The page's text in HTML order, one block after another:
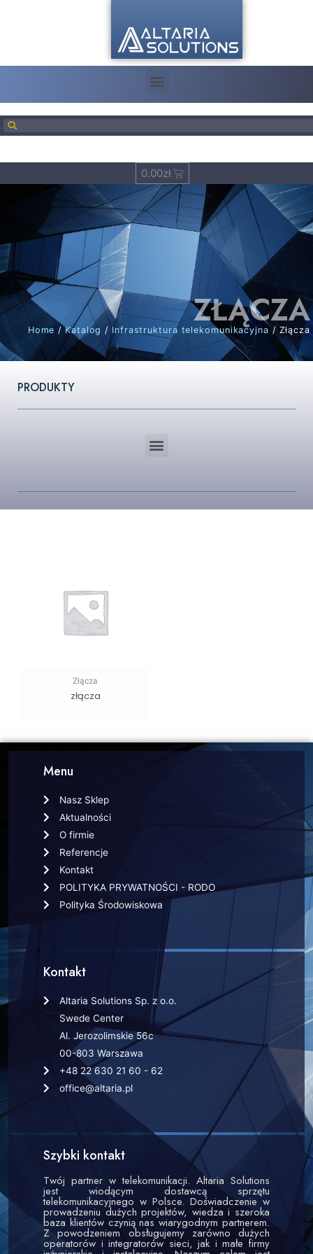
0.00zł
ZŁĄCZA
Home /Katalog /Infrastruktura telekomunikacyjna/ Złącza
PRODUKTY
Złącza
złącza
Menu
Nasz Sklep
Aktualności
O firmie
Referencje
Kontakt
POLITYKA PRYWATNOŚCI - RODO
Polityka Środowiskowa
Kontakt
Altaria Solutions Sp. z o.o.
Swede Center
Al. Jerozolimskie 56c
00-803 Warszawa
+48 22 630 21 60 - 62
office@altaria.pl
Szybki kontakt
Twój partner w telekomunikacji. Altaria Solutions
jest wiodącym dostawcą sprzętu
telekomunikacyjnego w Polsce. Doświadczenie w
prowadzeniu dużych projektów, wiedza i szeroka
baza klientów czynią nas wiarygodnym partnerem.
Z powodzeniem obsługujemy zarówno dużych
operatorów i integratorów sieci, jak i małe firmy